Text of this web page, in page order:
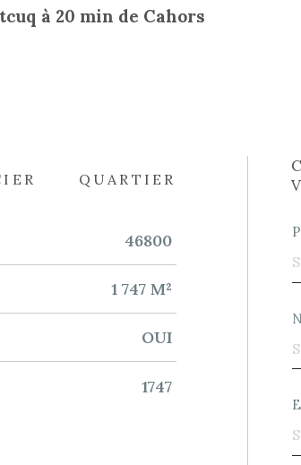
à 20 min de Cahors
QUARTIER
46800
1 747 M²
OUI
1747